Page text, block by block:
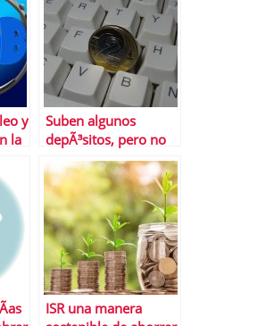
y
la
Suben algunos
depÃ³sitos, pero no
todos ni todos los
plazos
ISR una manera